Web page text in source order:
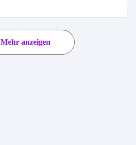
Mehr anzeigen